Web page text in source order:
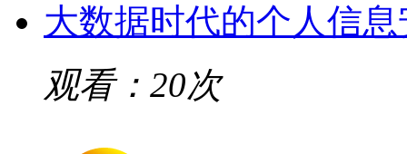
大数据时代的个人信
观看：20次